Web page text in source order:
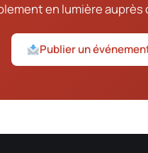
en lumière
Publier un